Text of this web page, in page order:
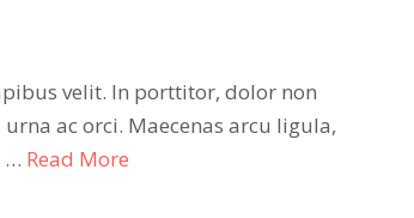
velit. In porttitor, dolor non
ac orci. Maecenas arcu ligula,
… Read More